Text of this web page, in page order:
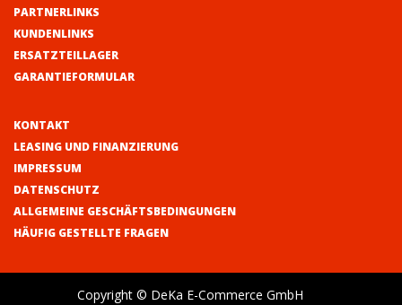
PARTNERLINKS
KUNDENLINKS
ERSATZTEILLAGER
GARANTIEFORMULAR
KONTAKT
LEASING UND FINANZIERUNG
IMPRESSUM
DATENSCHUTZ
ALLGEMEINE GESCHÄFTSBEDINGUNGEN
HÄUFIG GESTELLTE FRAGEN
Copyright © DeKa E-Commerce GmbH